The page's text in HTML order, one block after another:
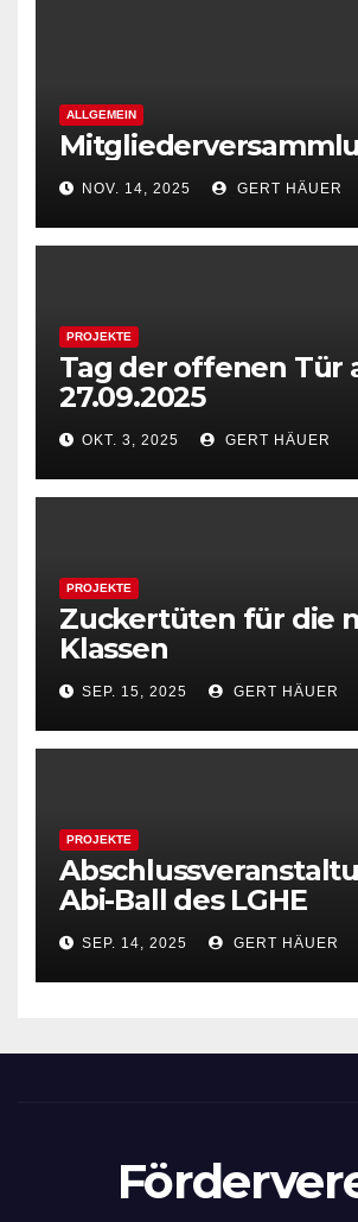
ALLGEMEIN
NOV. 14, 2025 GERT HÄUER
PROJEKTE
Tag der offenen Tür
27.09.2025
OKT. 3, 2025 GERT HÄUER
PROJEKTE
Zuckertüten für die
Klassen
SEP. 15, 2025 GERT HÄUER
PROJEKTE
Abi-Ball des LGHE
SEP. 14, 2025 GERT HÄUER